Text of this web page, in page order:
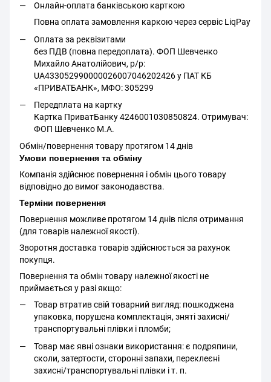
Онлайн-оплата банківською карткою
Повна оплата замовлення каркою через сервіс LiqPay
Оплата за реквізитами
без ПДВ (повна передоплата). ФОП Шевченко
Михайло Анатолійович, р/р:
UA433052990000026007046202426 у ПАТ КБ
«ПРИВАТБАНК», МФО: 305299
Передплата на картку
Картка ПриватБанку 4246001030850824. Отримувач:
ФОП Шевченко М.А.
Обмін/повернення товару протягом 14 днів
Умови повернення та обміну
Компанія здійснює повернення і обмін цього товару
відповідно до вимог законодавства.
Терміни повернення
Повернення можливе протягом 14 днів після отримання
(для товарів належної якості).
Зворотня доставка товарів здійснюється за рахунок
покупця.
Повернення та обмін товару належної якості не
приймається у разі якщо:
Товар втратив свій товарний вигляд: пошкоджена
упаковка, порушена комплектація, зняті захисні/
транспортувальні плівки і пломби;
Товар має явні ознаки використання: є подряпини,
сколи, затертости, сторонні запахи, переклеєні
захисні/транспортувальні плівки і т. п.